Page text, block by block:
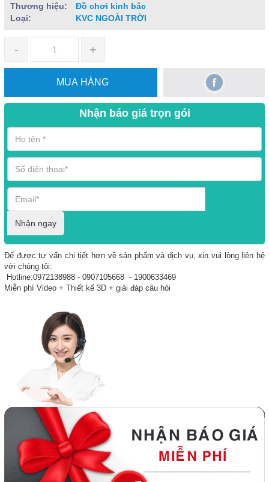
Thương hiệu:
Đồ chơi kinh bắc
Loại:
KVC NGOÀI TRỜI
- +
MUA HÀNG
Nhận báo giá trọn gói
Nhận ngay
Để được tư vấn chi tiết hơn về sản phẩm và dịch vụ, xin vui lòng liên hệ
với chúng tôi:
Hotline:0972138988 - 0907105668 - 1900633469
Miễn phí Video + Thiết kế 3D + giải đáp câu hỏi